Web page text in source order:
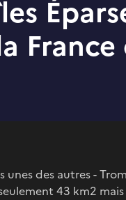
des autres -
43 km2